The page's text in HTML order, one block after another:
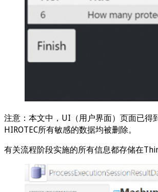
注意：本文中，UI（用户界面）页面已得
HIROTEC所有敏感的数据均被删除。
有关流程阶段实施的所有信息都存储在